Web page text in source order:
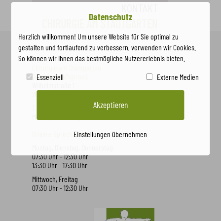
CHIRURGIE AM STADTGARTEN
Gemeinschaftspraxis
76275 Ettlingen
M
Unsere Sprechzeiten
07:30 Uhr - 12:30 Uhr
13:30 Uhr - 17:30 Uhr
Mittwoch, Freitag
07:30 Uhr - 12:30 Uhr
Datenschutz
Herzlich willkommen! Um unsere Website für Sie optimal zu
gestalten und fortlaufend zu verbessern, verwenden wir Cookies.
So können wir Ihnen das bestmögliche Nutzererlebnis bieten.
Essenziell
Externe Medien
Akzeptieren
Einstellungen übernehmen